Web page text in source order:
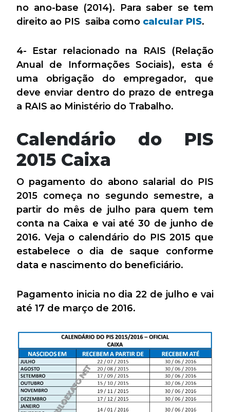
no ano-base (2014). Para saber se tem
direito ao PIS saiba como calcular PIS.
4- Estar relacionado na RAIS (Relação
Anual de Informações Sociais), esta é
uma obrigação do empregador, que
deve enviar dentro do prazo de entrega
a RAIS ao Ministério do Trabalho.
Calendário do PIS
2015 Caixa
O pagamento do abono salarial do PIS
2015 começa no segundo semestre, a
partir do mês de julho para quem tem
conta na Caixa e vai até 30 de junho de
2016. Veja o calendário do PIS 2015 que
estabelece o dia de saque conforme
data e nascimento do beneficiário.
Pagamento inicia no dia 22 de julho e vai
até 17 de março de 2016.